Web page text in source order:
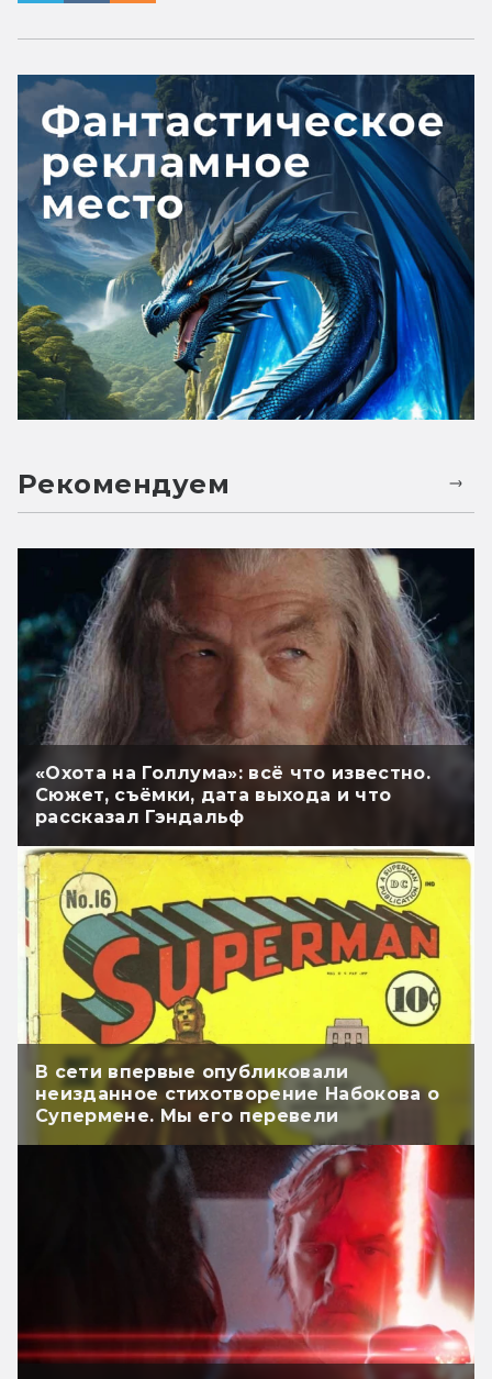
Рекомендуем
«Охота на Голлума»: всё что известно.
Сюжет, съёмки, дата выхода и что
рассказал Гэндальф
В сети впервые опубликовали
неизданное стихотворение Набокова о
Супермене. Мы его перевели